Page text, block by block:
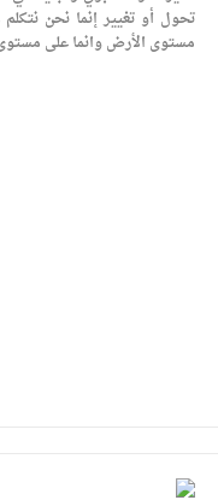
القاضي يلتقي
تحول أو تغيير إنما نحن
مستوى الأرض وانما على